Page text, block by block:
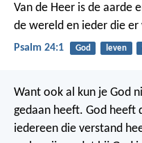
Van de Heer is de aarde
de wereld en ieder die
Psalm 24:1 God leven
Want ook al kun je God
gedaan heeft. God heeft
iedereen die verstand